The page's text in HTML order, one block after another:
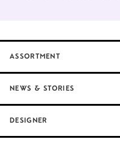
ASSORTMENT
NEWS & STORIES
DESIGNER